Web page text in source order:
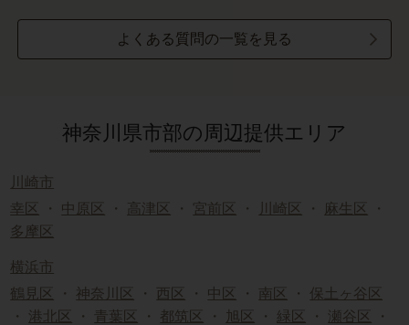
よくある質問の一覧を見る
神奈川県市部の周辺提供エリア
川崎市
幸区
・ 中原区 ・ 高津区 ・ 宮前区 ・ 川崎区 ・ 麻生区
・
多摩区
横浜市
鶴見区
・ 神奈川区 ・ 西区 ・ 中区 ・ 南区 ・ 保土ヶ谷区
・ 港北区 ・ 青葉区 ・ 都筑区 ・ 旭区 ・ 緑区 ・ 瀬谷区
・